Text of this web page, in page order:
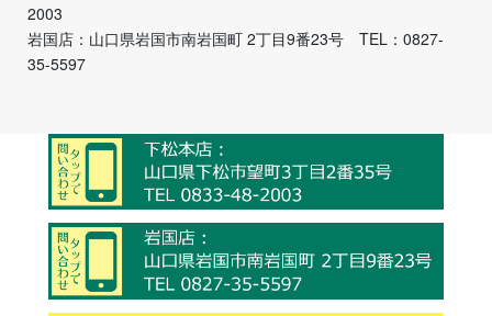
2003
岩国店：山口県岩国市南岩国町 2丁目9番23号 TEL：0827-
35-5597